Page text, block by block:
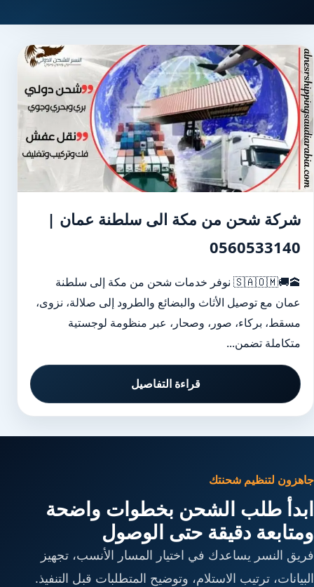
شركة شحن من مكة الى سلطنة عمان |
0560533140
🕋🚚🇸🇦🇴🇲 نوفر خدمات شحن من مكة إلى سلطنة
عمان مع توصيل الأثاث والبضائع والطرود إلى صلالة، نزوى،
مسقط، بركاء، صور، وصحار، عبر منظومة لوجستية
متكاملة تضمن...
قراءة التفاصيل
جاهزون لتنظيم شحنتك
ابدأ طلب الشحن بخطوات واضحة
ومتابعة دقيقة حتى الوصول
فريق النسر يساعدك في اختيار المسار الأنسب، تجهيز
البيانات، ترتيب الاستلام، وتوضيح المتطلبات قبل التنفيذ.